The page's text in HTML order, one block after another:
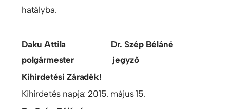
hatályba.
Daku Attila Dr. Szép Béláné
polgármester jegyző
Kihirdetési Záradék!
Kihirdetés napja: 2015. május 15.